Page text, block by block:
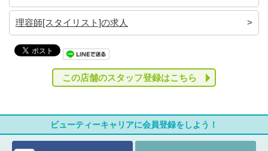
理容師[スタイリスト]の求人
この店舗のスタッフ登録はこちら
ビューティーキャリアに会員登録をしよう！